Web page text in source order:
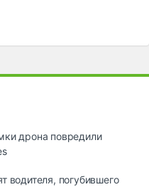
дрона повредили
водителя, погубившего